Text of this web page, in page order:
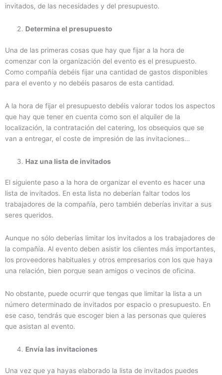
invitados, de las necesidades y del presupuesto.
Determina el presupuesto
Una de las primeras cosas que hay que fijar a la hora de
comenzar con la organización del evento es el presupuesto.
Como compañía debéis fijar una cantidad de gastos disponibles
para el evento y no debéis pasaros de esta cantidad.
A la hora de fijar el presupuesto debéis valorar todos los aspectos
que hay que tener en cuenta como son el alquiler de la
localización, la contratación del catering, los obsequios que se
van a entregar, el coste de impresión de las invitaciones…
Haz una lista de invitados
El siguiente paso a la hora de organizar el evento es hacer una
lista de invitados. En esta lista no deberían faltar todos los
trabajadores de la compañía, pero también deberías invitar a sus
seres queridos.
Aunque no sólo deberías limitar los invitados a los trabajadores de
la compañía. Al evento deben asistir los clientes más importantes,
los proveedores habituales y otros empresarios con los que haya
una relación, bien porque sean amigos o vecinos de oficina.
No obstante, puede ocurrir que tengas que limitar la lista a un
número determinado de invitados por espacio o presupuesto. En
ese caso, tendrás que escoger bien a las personas que quieres
que asistan al evento.
Envía las invitaciones
Una vez que ya hayas elaborado la lista de invitados puedes